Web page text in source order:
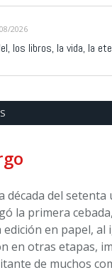
2026
los libros, la vida, la
década del
la primera
edición en papel, al
en otras etapas,
de muchos